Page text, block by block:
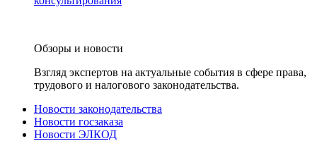
Обзоры и новости
Взгляд экспертов на актуальные события в сфере права,
трудового и налогового законодательства.
Новости законодательства
Новости госзаказа
Новости ЭЛКОД